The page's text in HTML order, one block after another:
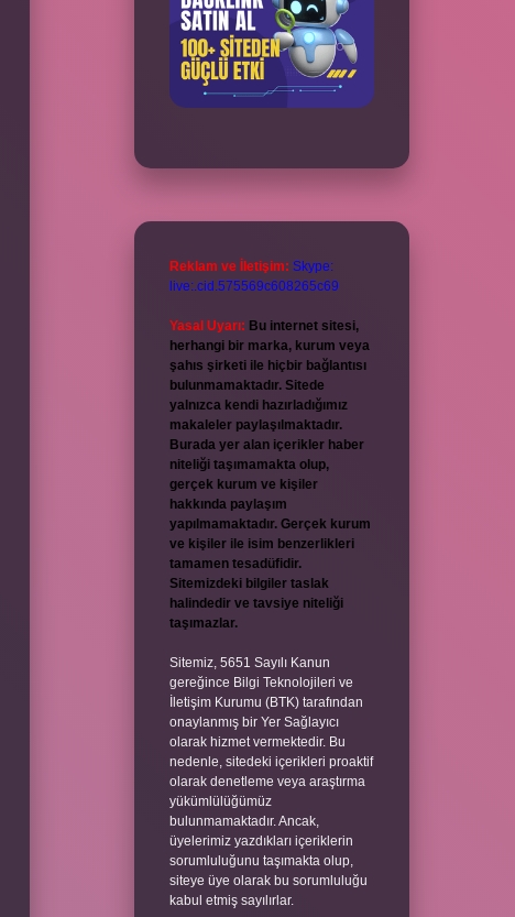
Reklam ve İletişim: Skype:
live:.cid.575569c608265c69
Yasal Uyarı: Bu internet sitesi,
herhangi bir marka, kurum veya
şahıs şirketi ile hiçbir bağlantısı
bulunmamaktadır. Sitede
yalnızca kendi hazırladığımız
makaleler paylaşılmaktadır.
Burada yer alan içerikler haber
niteliği taşımamakta olup,
gerçek kurum ve kişiler
hakkında paylaşım
yapılmamaktadır. Gerçek kurum
ve kişiler ile isim benzerlikleri
tamamen tesadüfidir.
Sitemizdeki bilgiler taslak
halindedir ve tavsiye niteliği
taşımazlar.
Sitemiz, 5651 Sayılı Kanun
gereğince Bilgi Teknolojileri ve
İletişim Kurumu (BTK) tarafından
onaylanmış bir Yer Sağlayıcı
olarak hizmet vermektedir. Bu
nedenle, sitedeki içerikleri proaktif
olarak denetleme veya araştırma
yükümlülüğümüz
bulunmamaktadır. Ancak,
üyelerimiz yazdıkları içeriklerin
sorumluluğunu taşımakta olup,
siteye üye olarak bu sorumluluğu
kabul etmiş sayılırlar.